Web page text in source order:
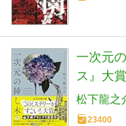
一次元
ス』大
松下龍之
23400